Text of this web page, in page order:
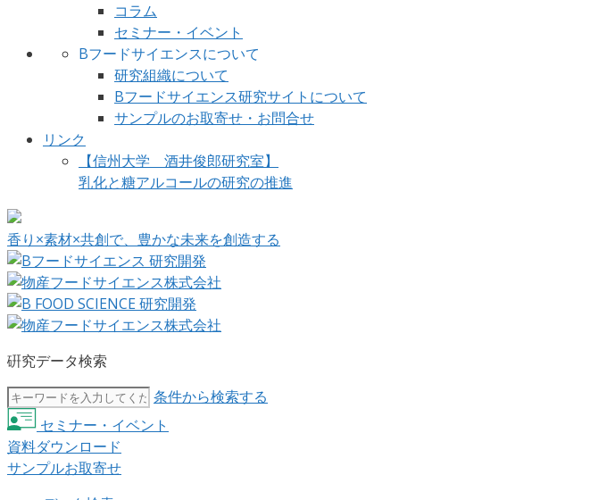
コラム
セミナー・イベント
Bフードサイエンスについて
研究組織について
Bフードサイエンス研究サイトについて
サンプルのお取寄せ・お問合せ
リンク
【信州大学 酒井俊郎研究室】
乳化と糖アルコールの研究の推進
香り×素材×共創で、豊かな未来を創造する
硏究データ検索
条件から検索する
セミナー・イベント
資料ダウンロード
サンプルお取寄せ